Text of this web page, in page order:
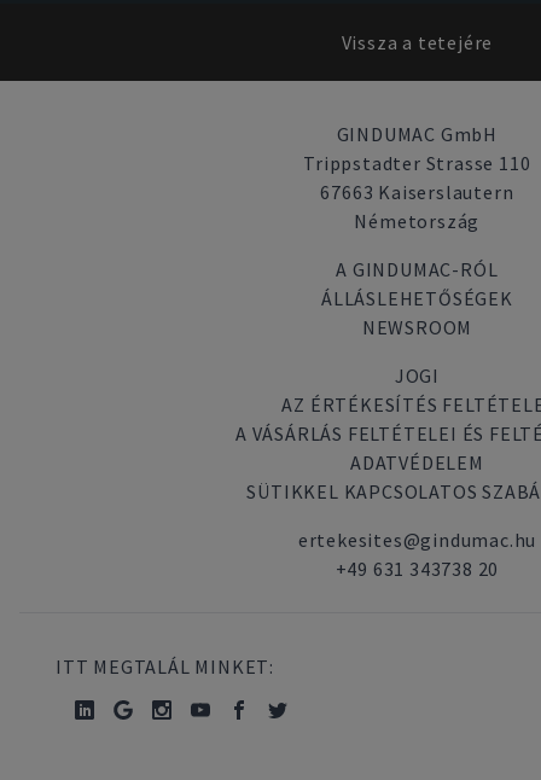
Vissza a tetejére
GINDUMAC GmbH
Trippstadter Strasse 110
67663 Kaiserslautern
Németország
A GINDUMAC-RÓL
ÁLLÁSLEHETŐSÉGEK
NEWSROOM
JOGI
AZ ÉRTÉKESÍTÉS
A VÁSÁRLÁS FELTÉTELEI ÉS
ADATVÉDELEM
SÜTIKKEL KAPCSOLATOS
ertekesites@gindumac.hu
+49 631 343738 20
ITT MEGTALÁL MINKET: